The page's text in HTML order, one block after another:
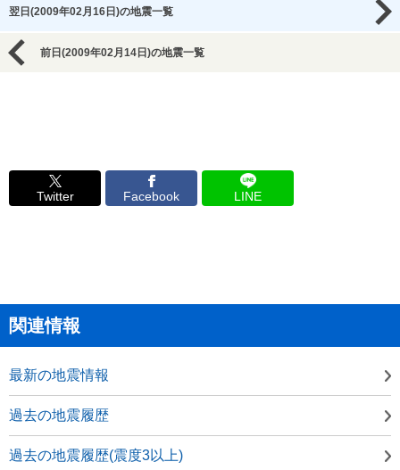
翌日(2009年02月16日)の地震一覧
前日(2009年02月14日)の地震一覧
Twitter Facebook LINE
関連情報
最新の地震情報
過去の地震履歴
過去の地震履歴(震度3以上)